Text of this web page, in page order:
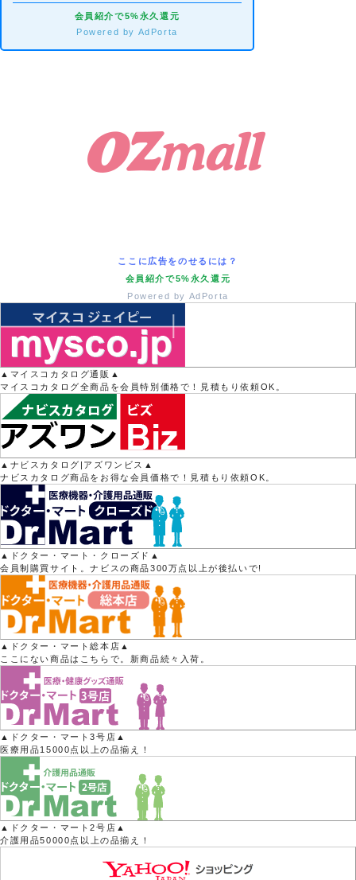
会員紹介で5%永久還元
Powered by AdPorta
ここに広告をのせるには？
会員紹介で5%永久還元
Powered by AdPorta
▲マイスコカタログ通販▲
マイスコカタログ全商品を会員特別価格で！見積もり依頼OK。
▲ナビスカタログ|アズワンビス▲
ナビスカタログ商品をお得な会員価格で！見積もり依頼OK。
▲ドクター・マート・クローズド▲
会員制購買サイト。ナビスの商品300万点以上が後払いで!
▲ドクター・マート総本店▲
ここにない商品はこちらで。新商品続々入荷。
▲ドクター・マート3号店▲
医療用品15000点以上の品揃え！
▲ドクター・マート2号店▲
介護用品50000点以上の品揃え！